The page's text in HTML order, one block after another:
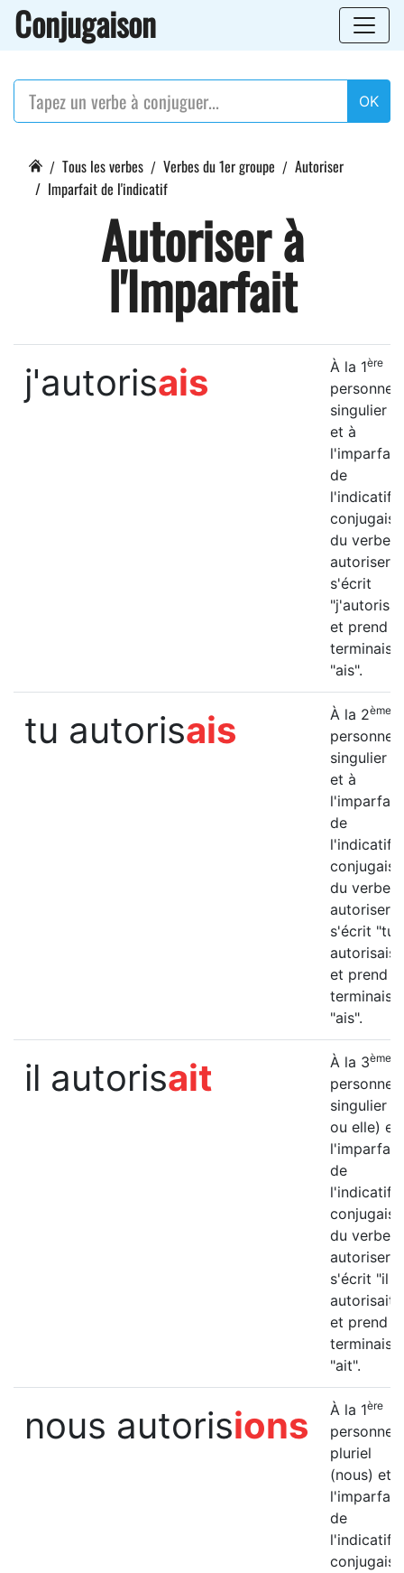
Conjugaison
OK
Tous les verbes Verbes du 1er groupe
Autoriser
Imparfait de l'indicatif
Autoriser à
l'Imparfait
j'autorisais À la 1ère
personne
singulier
et à
l'imparfait
de
l'indicatif,
du verbe
autoriser
s'écrit
et prend la
"ais".
tu autorisais À la 2ème
personne
singulier
et à
l'imparfait
de
l'indicatif,
du verbe
autoriser
s'écrit "tu
autorisais"
et prend la
"ais".
il autorisait À la 3ème
personne
singulier (il
ou elle) et
l'imparfait
de
l'indicatif,
du verbe
autoriser
s'écrit "il
autorisait"
et prend la
"ait".
nous autorisions À la 1ère
personne
pluriel
(nous) et à
l'imparfait
de
l'indicatif,